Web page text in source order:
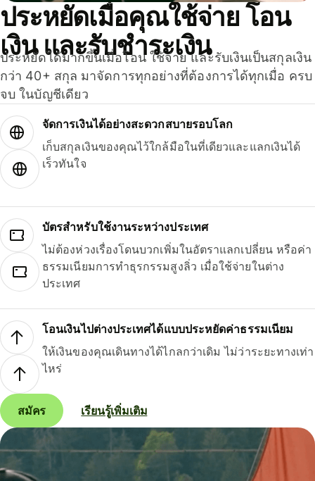
ประหยัดเมื่อคุณใช้จ่าย โอน
เงิน และรับชำระเงิน
ประหยัดได้มากขึ้นเมื่อโอน ใช้จ่าย และรับเงินเป็นสกุลเงิน
กว่า 40+ สกุล มาจัดการทุกอย่างที่ต้องการได้ทุกเมื่อ ครบ
จบ ในบัญชีเดียว
จัดการเงินได้อย่างสะดวกสบายรอบโลก
เก็บสกุลเงินของคุณไว้ใกล้มือในที่เดียวและแลกเงินได้
เร็วทันใจ
บัตรสำหรับใช้งานระหว่างประเทศ
ไม่ต้องห่วงเรื่องโดนบวกเพิ่มในอัตราแลกเปลี่ยน หรือค่า
ธรรมเนียมการทำธุรกรรมสูงลิ่ว เมื่อใช้จ่ายในต่าง
ประเทศ
โอนเงินไปต่างประเทศได้แบบประหยัดค่าธรรมเนียม
ให้เงินของคุณเดินทางได้ไกลกว่าเดิม ไม่ว่าระยะทางเท่า
ไหร่
สมัคร เรียนรู้เพิ่มเติม